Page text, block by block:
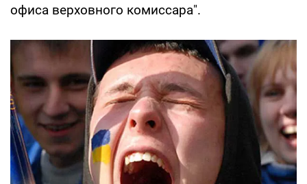
офиса верховного комиссара".